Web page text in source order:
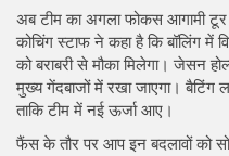
अब टीम का अगला फोकस आगामी टूर
कोचिंग स्टाफ ने कहा है कि बॉलिंग में
को बराबरी से मौका मिलेगा। जेसन
मुख्य गेंदबाजों में रखा जाएगा। बैटिंग
ताकि टीम में नई ऊर्जा आए।
फैंस के तौर पर आप इन बदलावों को